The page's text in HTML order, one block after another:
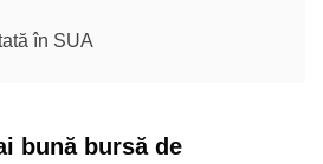
în SUA
bună bursă de